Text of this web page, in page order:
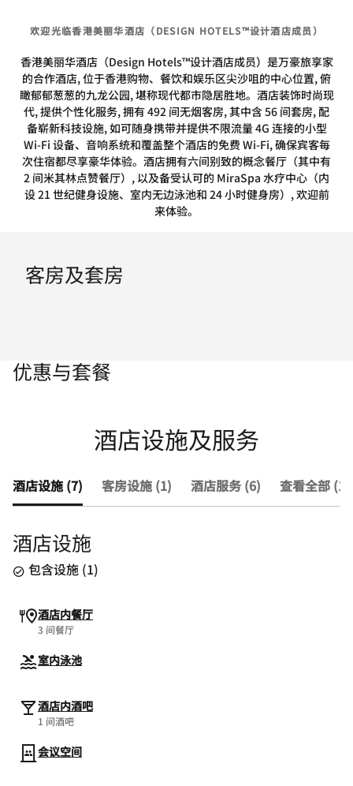
欢迎光临香港美丽华酒店（DESIGN HOTELS™设计酒店成员）
香港美丽华酒店（Design Hotels™设计酒店成员）是万豪旅享家
的合作酒店, 位于香港购物、餐饮和娱乐区尖沙咀的中心位置, 俯
瞰郁郁葱葱的九龙公园, 堪称现代都市隐居胜地。酒店装饰时尚现
代, 提供个性化服务, 拥有 492 间无烟客房, 其中含 56 间套房, 配
备崭新科技设施, 如可随身携带并提供不限流量 4G 连接的小型
Wi-Fi 设备、音响系统和覆盖整个酒店的免费 Wi-Fi, 确保宾客每
次住宿都尽享豪华体验。酒店拥有六间别致的概念餐厅（其中有
2 间米其林点赞餐厅）, 以及备受认可的 MiraSpa 水疗中心（内
设 21 世纪健身设施、室内无边泳池和 24 小时健身房）, 欢迎前
来体验。
客房及套房
优惠与套餐
酒店设施及服务
酒店设施 (7) 客房设施 (1) 酒店服务 (6) 查看全部
酒店设施
包含设施 (1)
酒店内餐厅
3 间餐厅
室内泳池
酒店内酒吧
1 间酒吧
会议空间